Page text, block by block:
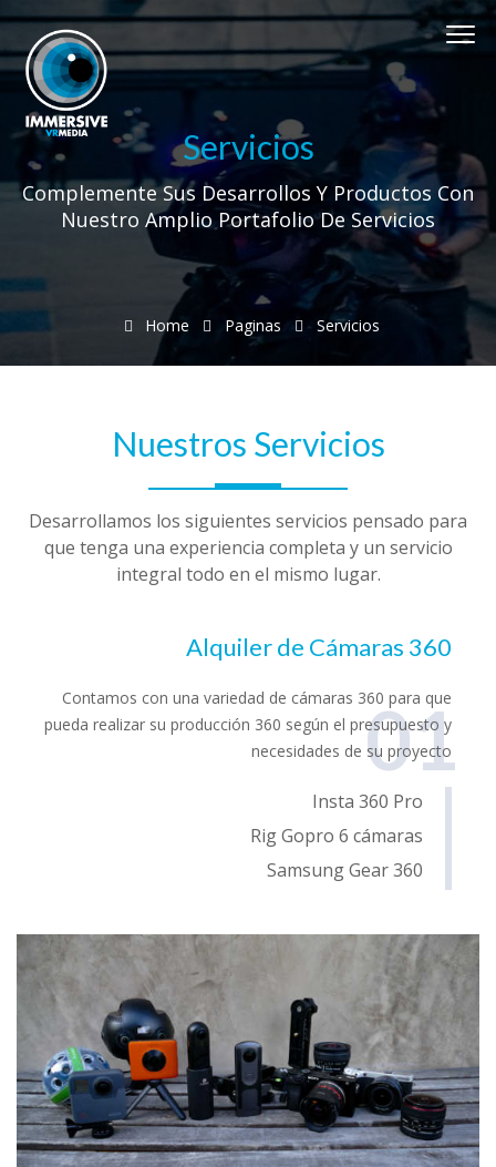
Servicios
Complemente Sus Desarrollos Y Productos Con
Nuestro Amplio Portafolio De Servicios
Home Paginas Servicios
Nuestros Servicios
Desarrollamos los siguientes servicios pensado para
que tenga una experiencia completa y un servicio
integral todo en el mismo lugar.
Alquiler de Cámaras 360
Contamos con una variedad de cámaras 360 para que
pueda realizar su producción 360 según el presupuesto y
necesidades de su proyecto
01
Insta 360 Pro
Rig Gopro 6 cámaras
Samsung Gear 360